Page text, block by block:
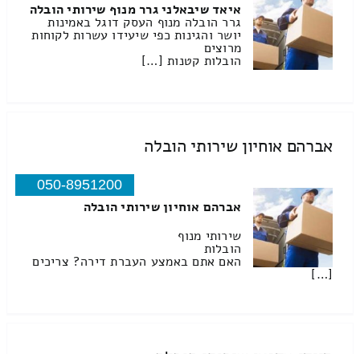
איאד שיבאלני גרר מנוף שירותי הובלה
גרר הובלה מנוף העסק דוגל באמינות
יושר והגינות כפי שיעידו עשרות לקוחות
מרוצים
הובלות קטנות […]
אברהם אוחיון שירותי הובלה
050-8951200
אברהם אוחיון שירותי הובלה
שירותי מנוף
הובלות
האם אתם באמצע העברת דירה? צריכים
[…]